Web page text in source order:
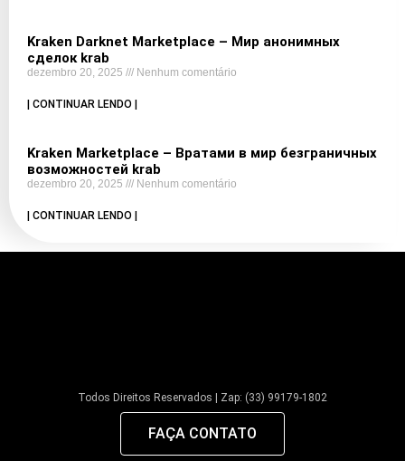
Kraken Darknet Marketplace – Мир анонимных
сделок krab
dezembro 20, 2025 Nenhum comentário
| CONTINUAR LENDO |
Kraken Marketplace – Вратами в мир безграничных
возможностей krab
dezembro 20, 2025 Nenhum comentário
| CONTINUAR LENDO |
Todos Direitos Reservados | Zap: (33) 99179-1802
FAÇA CONTATO